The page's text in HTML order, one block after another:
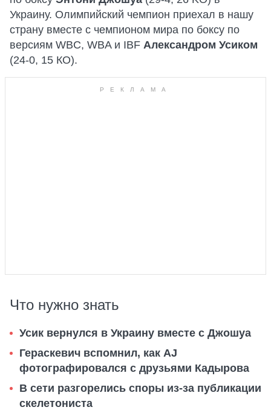
Украину. Олимпийский чемпион приехал в нашу
страну вместе с чемпионом мира по боксу по
версиям WBC, WBA и IBF Александром Усиком
(24-0, 15 КО).
Что нужно знать
Усик вернулся в Украину вместе с Джошуа
Гераскевич вспомнил, как AJ
фотографировался с друзьями Кадырова
В сети разгорелись споры из-за публикации
скелетониста